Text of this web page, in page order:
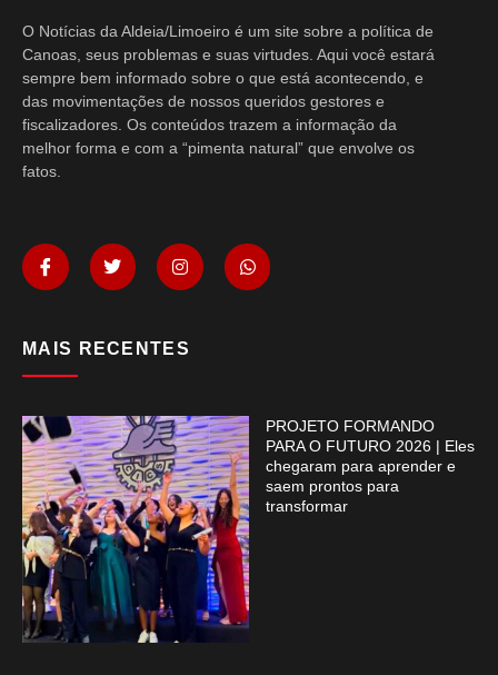
O Notícias da Aldeia/Limoeiro é um site sobre a política de
Canoas, seus problemas e suas virtudes. Aqui você estará
sempre bem informado sobre o que está acontecendo, e
das movimentações de nossos queridos gestores e
fiscalizadores. Os conteúdos trazem a informação da
melhor forma e com a “pimenta natural” que envolve os
fatos.
MAIS RECENTES
PROJETO FORMANDO
PARA O FUTURO 2026 | Eles
chegaram para aprender e
saem prontos para
transformar